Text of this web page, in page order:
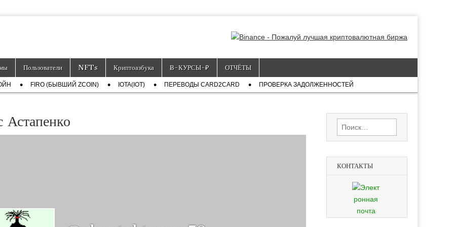
Пользователи NFTs Криптоазбука Ƀ-КУРСЫ-₽ ОТЧЁТЫ
FIRO (БЫВШИЙ ZCOIN) IOTA(IOT) ПЕРЕВОДЫ CARD2CARD ПРОВЕРКА ЗАДОЛЖЕННОСТЕЙ
Астапенко Найти:
КОНТАКТЫ